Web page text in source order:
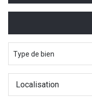
De l'immo pro
De l'immo pro
Type de bien
Localisation